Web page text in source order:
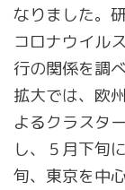
なりました。
コロナウイル
行の関係を調
拡大では、欧
よるクラスタ
し、５月下旬
旬、東京を中